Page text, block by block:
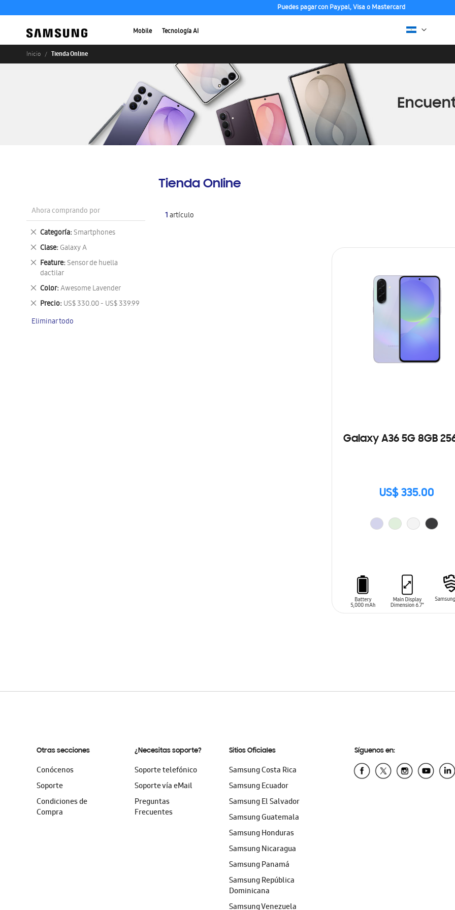
Puedes pagar con Paypal, Visa o Mastercard
Mobile Tecnología AI
Inicio Tienda Online
Tienda Online
1artículo
Galaxy A36 5G 8GB
US$ 335.00
Ahora comprando por
Categoría Smartphones
Eliminar
este
artículo
Clase Galaxy A
Eliminar
este
artículo
Feature Sensor de huella
dactilar
Eliminar
este
artículo
Color Awesome Lavender
Eliminar
este
artículo
Precio US$ 330.00 - US$ 339.99
Eliminar
artículo
Eliminar todo
Otras secciones
Conócenos
Soporte
Condiciones de
Compra
¿Necesitas soporte?
Soporte telefónico
Soporte vía eMail
Preguntas
Frecuentes
Sitios Oficiales
Samsung Costa Rica
Samsung Ecuador
Samsung El Salvador
Samsung Guatemala
Samsung Honduras
Samsung Nicaragua
Samsung Panamá
Samsung República
Dominicana
Samsung Venezuela
Síguenos en: